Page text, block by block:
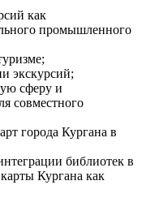
как
промышленного
экскурсий;
сферу и
совместного
города Кургана в
библиотек в
Кургана как